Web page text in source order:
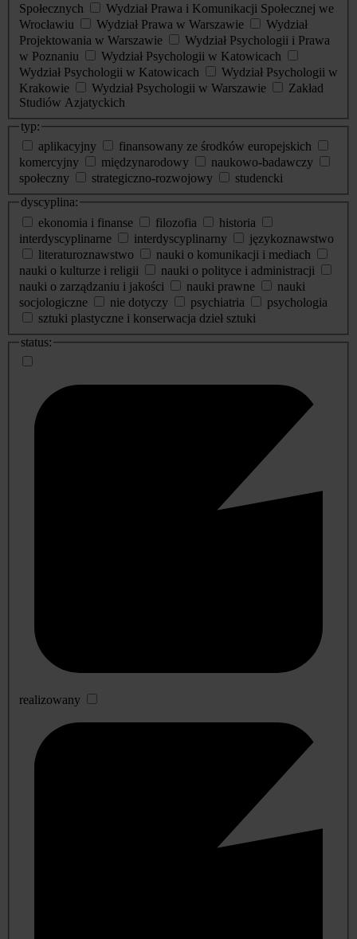
Społecznych
Wydział Prawa i Komunikacji Społecznej we
Wrocławiu
Wydział Prawa w Warszawie
Wydział
Projektowania w Warszawie
Wydział Psychologii i Prawa
w Poznaniu
Wydział Psychologii w Katowicach
Wydział Psychologii w Katowicach
Wydział Psychologii w
Krakowie
Wydział Psychologii w Warszawie
Zakład
Studiów Azjatyckich
typ:
aplikacyjny
finansowany ze środków europejskich
komercyjny
międzynarodowy
naukowo-badawczy
społeczny
strategiczno-rozwojowy
studencki
dyscyplina:
ekonomia i finanse
filozofia
historia
interdyscyplinarne
interdyscyplinarny
językoznawstwo
literaturoznawstwo
nauki o komunikacji i mediach
nauki o kulturze i religii
nauki o polityce i administracji
nauki o zarządzaniu i jakości
nauki prawne
nauki
socjologiczne
nie dotyczy psychiatria
psychologia
sztuki plastyczne i konserwacja dzieł sztuki
status:
realizowany